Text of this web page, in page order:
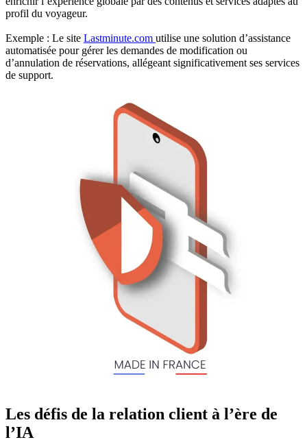
profil du voyageur.
Exemple : Le site Lastminute.com utilise une solution d’assistance
automatisée pour gérer les demandes de modification ou
d’annulation de réservations, allégeant significativement ses services
de support.
Les défis de la relation client à l’ère de
l’IA